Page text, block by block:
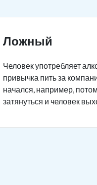
Ложный
Человек употребляет
привычка пить за
начался, например,
затянуться и человек